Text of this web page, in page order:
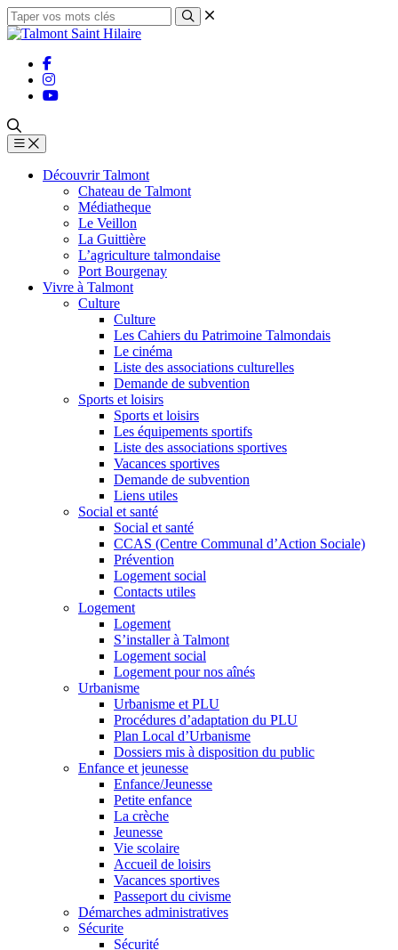
Découvrir Talmont
Chateau de Talmont
Médiatheque
Le Veillon
La Guittière
L’agriculture talmondaise
Port Bourgenay
Vivre à Talmont
Culture
Culture
Les Cahiers du Patrimoine Talmondais
Le cinéma
Liste des associations culturelles
Demande de subvention
Sports et loisirs
Sports et loisirs
Les équipements sportifs
Liste des associations sportives
Vacances sportives
Demande de subvention
Liens utiles
Social et santé
Social et santé
CCAS (Centre Communal d’Action Sociale)
Prévention
Logement social
Contacts utiles
Logement
Logement
S’installer à Talmont
Logement social
Logement pour nos aînés
Urbanisme
Urbanisme et PLU
Procédures d’adaptation du PLU
Plan Local d’Urbanisme
Dossiers mis à disposition du public
Enfance et jeunesse
Enfance/Jeunesse
Petite enfance
La crèche
Jeunesse
Vie scolaire
Accueil de loisirs
Vacances sportives
Passeport du civisme
Démarches administratives
Sécurite
Sécurité